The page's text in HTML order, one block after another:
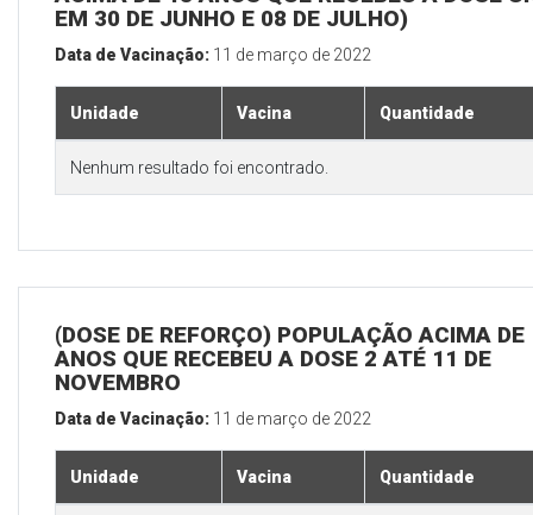
EM 30 DE JUNHO E 08 DE JULHO)
Data de Vacinação: 11 de março de 2022
Unidade Vacina Quantidade
Nenhum resultado foi encontrado.
(DOSE DE REFORÇO) POPULAÇÃO ACIMA DE
ANOS QUE RECEBEU A DOSE 2 ATÉ 11 DE
NOVEMBRO
Data de Vacinação: 11 de março de 2022
Unidade Vacina Quantidade